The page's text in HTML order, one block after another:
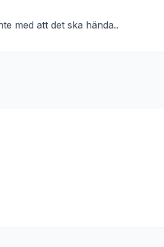
med att det ska hända..